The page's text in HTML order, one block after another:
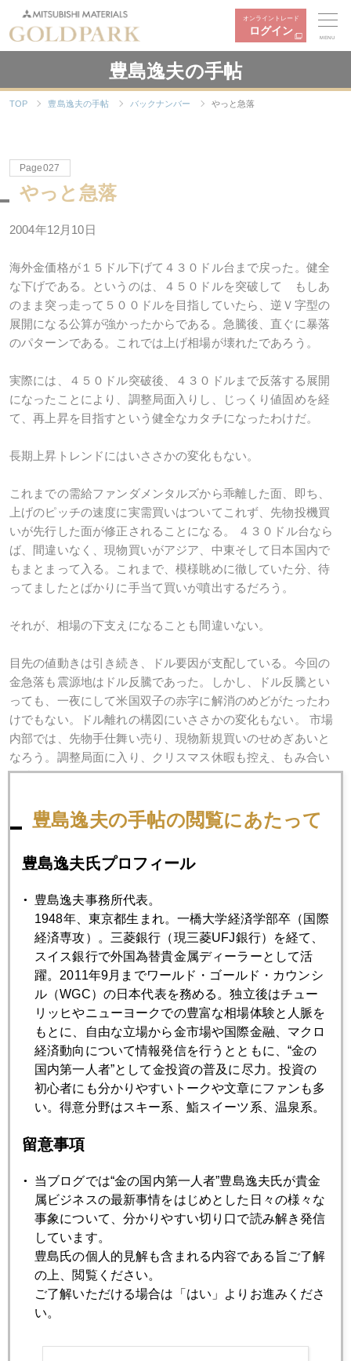
オンライントレード
ログイン
MENU
豊島逸夫の手帖
TOP 豊島逸夫の手帖 バックナンバー やっと急落
Page027
やっと急落
2004年12月10日
海外金価格が１５ドル下げて４３０ドル台まで戻った。健全
な下げである。というのは、４５０ドルを突破して もしあ
のまま突っ走って５００ドルを目指していたら、逆Ｖ字型の
展開になる公算が強かったからである。急騰後、直ぐに暴落
のパターンである。これでは上げ相場が壊れたであろう。
実際には、４５０ドル突破後、４３０ドルまで反落する展開
になったことにより、調整局面入りし、じっくり値固めを経
て、再上昇を目指すという健全なカタチになったわけだ。
長期上昇トレンドにはいささかの変化もない。
これまでの需給ファンダメンタルズから乖離した面、即ち、
上げのピッチの速度に実需買いはついてこれず、先物投機買
いが先行した面が修正されることになる。 ４３０ドル台なら
ば、間違いなく、現物買いがアジア、中東そして日本国内で
もまとまって入る。これまで、模様眺めに徹していた分、待
ってましたとばかりに手当て買いが噴出するだろう。
それが、相場の下支えになることも間違いない。
目先の値動きは引き続き、ドル要因が支配している。今回の
金急落も震源地はドル反騰であった。しかし、ドル反騰とい
っても、一夜にして米国双子の赤字に解消のめどがたったわ
けでもない。ドル離れの構図にいささかの変化もない。 市場
内部では、先物手仕舞い売り、現物新規買いのせめぎあいと
なろう。調整局面に入り、クリスマス休暇も控え、もみ合い
が続きそうだ。
7月 8月 9月 10月 11月 12月
2004年12月24日
２００５年の金価格展望（後編）
2004年12月17日
２００５年の金価格展望（前編）
2004年12月10日
やっと急落
2004年12月06日
５００ドルへのシナリオ
バックナンバー
豊島逸夫の手帖の閲覧にあたって
豊島逸夫氏プロフィール
豊島逸夫事務所代表。
1948年、東京都生まれ。一橋大学経済学部卒（国際
経済専攻）。三菱銀行（現三菱UFJ銀行）を経て、
スイス銀行で外国為替貴金属ディーラーとして活
躍。2011年9月までワールド・ゴールド・カウンシ
ル（WGC）の日本代表を務める。独立後はチュー
リッヒやニューヨークでの豊富な相場体験と人脈を
もとに、自由な立場から金市場や国際金融、マクロ
経済動向について情報発信を行うとともに、“金の
国内第一人者”として金投資の普及に尽力。投資の
初心者にも分かりやすいトークや文章にファンも多
い。得意分野はスキー系、鮨スイーツ系、温泉系。
留意事項
当ブログでは“金の国内第一人者”豊島逸夫氏が貴金
属ビジネスの最新事情をはじめとした日々の様々な
事象について、分かりやすい切り口で読み解き発信
しています。
豊島氏の個人的見解も含まれる内容である旨ご了解
の上、閲覧ください。
ご了解いただける場合は「はい」よりお進みくださ
い。